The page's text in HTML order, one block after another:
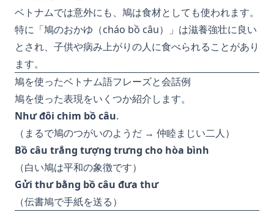
ベトナムでは意外にも、鳩は食材としても使われます。
特に「鳩のおかゆ（cháo bồ câu）」は滋養強壮に良い
とされ、子供や病み上がりの人に食べられることがあり
ます。
鳩を使ったベトナム語フレーズと会話例
鳩を使った表現をいくつか紹介します。
Như đôi chim bồ câu.
（まるで鳩のつがいのようだ → 仲睦まじい二人）
Bồ câu trắng tượng trưng cho hòa bình
（白い鳩は平和の象徴です）
Gửi thư bằng bồ câu đưa thư
（伝書鳩で手紙を送る）